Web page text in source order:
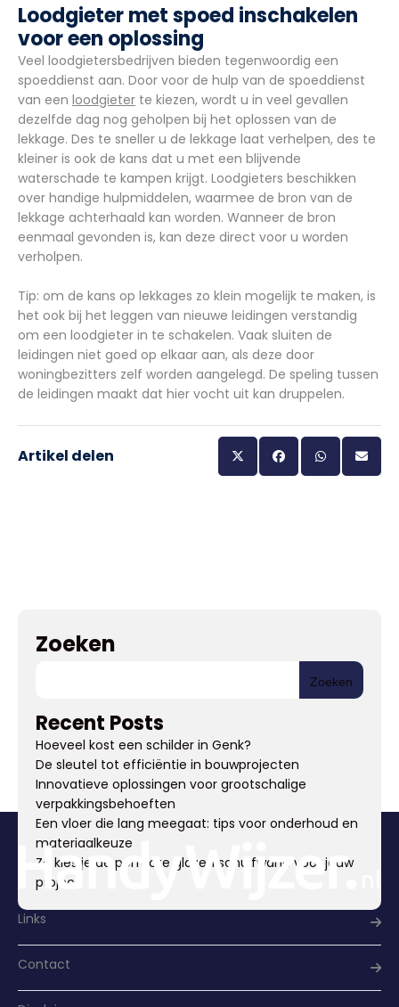
Loodgieter met spoed inschakelen
voor een oplossing
Veel loodgietersbedrijven bieden tegenwoordig een
spoeddienst aan. Door voor de hulp van de spoeddienst
van een loodgieter te kiezen, wordt u in veel gevallen
dezelfde dag nog geholpen bij het oplossen van de
lekkage. Des te sneller u de lekkage laat verhelpen, des te
kleiner is ook de kans dat u met een blijvende
waterschade te kampen krijgt. Loodgieters beschikken
over handige hulpmiddelen, waarmee de bron van de
lekkage achterhaald kan worden. Wanneer de bron
eenmaal gevonden is, kan deze direct voor u worden
verholpen.
Tip: om de kans op lekkages zo klein mogelijk te maken, is
het ook bij het leggen van nieuwe leidingen verstandig
om een loodgieter in te schakelen. Vaak sluiten de
leidingen niet goed op elkaar aan, als deze door
woningbezitters zelf worden aangelegd. De speling tussen
de leidingen maakt dat hier vocht uit kan druppelen.
Artikel delen
Zoeken
Zoeken
Recent Posts
Hoeveel kost een schilder in Genk?
De sleutel tot efficiëntie in bouwprojecten
Innovatieve oplossingen voor grootschalige
verpakkingsbehoeften
Een vloer die lang meegaat: tips voor onderhoud en
materiaalkeuze
Zo kies je de perfecte glazen schuifwand voor jouw
project
Links
Contact